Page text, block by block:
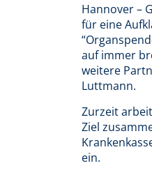
Hannover –
für eine
auf immer
weitere
Luttmann.
Zurzeit
Ziel
ein.